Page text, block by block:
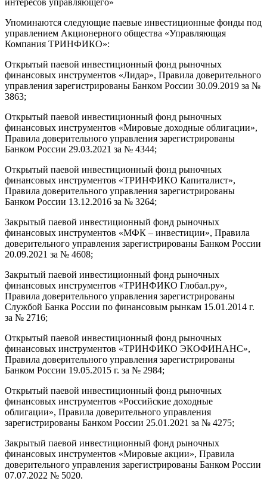
Упоминаются следующие паевые инвестиционные фонды под
управлением Акционерного общества «Управляющая
Компания ТРИНФИКО»:
Открытый паевой инвестиционный фонд рыночных
финансовых инструментов «Лидар», Правила доверительного
управления зарегистрированы Банком России 30.09.2019 за №
3863;
Открытый паевой инвестиционный фонд рыночных
финансовых инструментов «Мировые доходные облигации»,
Правила доверительного управления зарегистрированы
Банком России 29.03.2021 за № 4344;
Открытый паевой инвестиционный фонд рыночных
финансовых инструментов «ТРИНФИКО Капиталист»,
Правила доверительного управления зарегистрированы
Банком России 13.12.2016 за № 3264;
Закрытый паевой инвестиционный фонд рыночных
финансовых инструментов «МФК – инвестиции», Правила
доверительного управления зарегистрированы Банком России
20.09.2021 за № 4608;
Закрытый паевой инвестиционный фонд рыночных
финансовых инструментов «ТРИНФИКО Глобал.ру»,
Правила доверительного управления зарегистрированы
Службой Банка России по финансовым рынкам 15.01.2014 г.
за № 2716;
Открытый паевой инвестиционный фонд рыночных
финансовых инструментов «ТРИНФИКО ЭКОФИНАНС»,
Правила доверительного управления зарегистрированы
Банком России 19.05.2015 г. за № 2984;
Открытый паевой инвестиционный фонд рыночных
финансовых инструментов «Российские доходные
облигации», Правила доверительного управления
зарегистрированы Банком России 25.01.2021 за № 4275;
Закрытый паевой инвестиционный фонд рыночных
финансовых инструментов «Мировые акции», Правила
доверительного управления зарегистрированы Банком России
07.07.2022 № 5020.